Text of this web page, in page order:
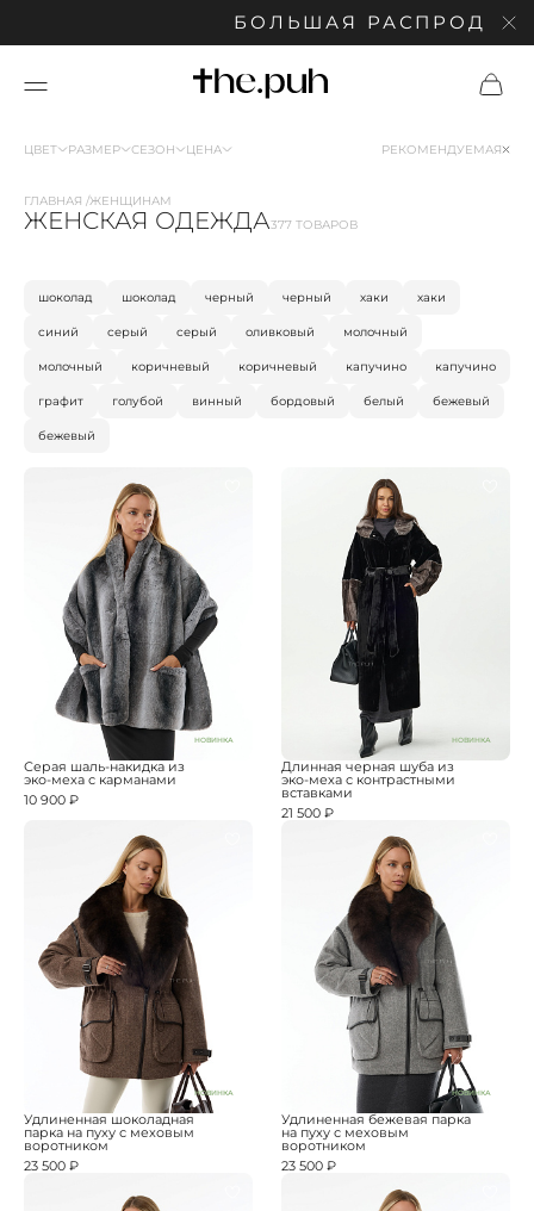
БОЛЬШАЯ РАСПРОДАЖА:
ЦВЕТ РАЗМЕР СЕЗОН ЦЕНА РЕКОМЕНДУЕМАЯ
ГЛАВНАЯ ЖЕНЩИНАМ
ЖЕНСКАЯ ОДЕЖДА377 ТОВАРОВ
шоколад шоколад черный черный хаки хаки
синий серый серый оливковый молочный
молочный коричневый коричневый капучино капучино
графит голубой винный бордовый белый бежевый
бежевый
НОВИНКА
Серая шаль-накидка из
эко-меха с карманами
10 900 ₽
НОВИНКА
Длинная черная шуба из
эко-меха с контрастными
вставками
21 500 ₽
НОВИНКА
Удлиненная шоколадная
парка на пуху с меховым
воротником
23 500 ₽
НОВИНКА
Удлиненная бежевая парка
на пуху с меховым
воротником
23 500 ₽